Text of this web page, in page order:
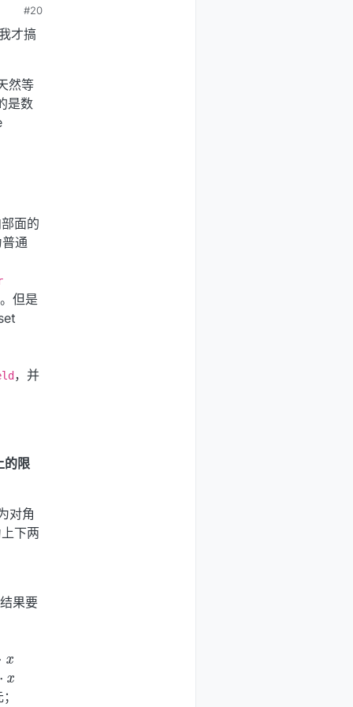
#20
才搞
然等
是数
面的
通
但是
，并
的限
对角
下两
果要
x